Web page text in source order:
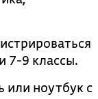
7-9 классы.
ноутбук с